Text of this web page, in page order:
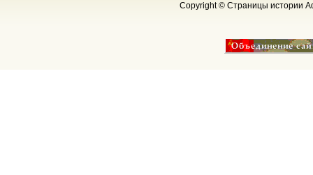
Copyright © Страницы истории